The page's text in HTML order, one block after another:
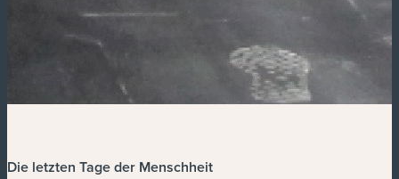
Die letzten Tage der Menschheit